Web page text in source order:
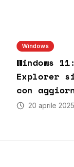
Windows
Windows
Explorer
con
20 aprile 2025